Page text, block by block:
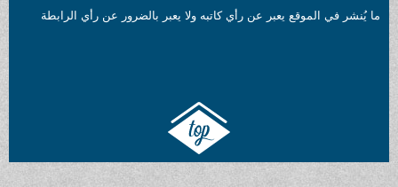
ما يُنشر في الموقع يعبر عن رأي كاتبه ولا يعبر بالضرور عن رأي الرابطة